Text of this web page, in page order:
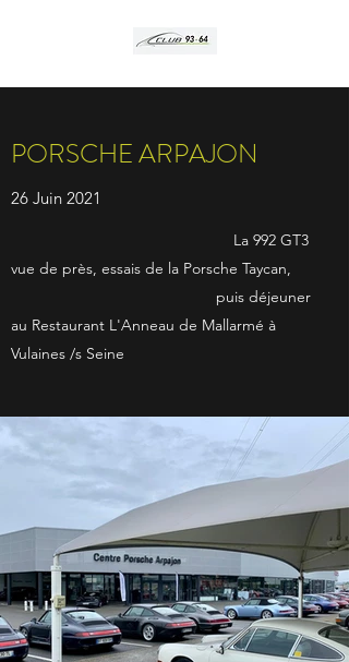
PORSCHE ARPAJON
26 Juin 2021
La 992 GT3
vue de près, essais de la Porsche Taycan,
puis déjeuner
au Restaurant L'Anneau de Mallarmé à
Vulaines /s Seine